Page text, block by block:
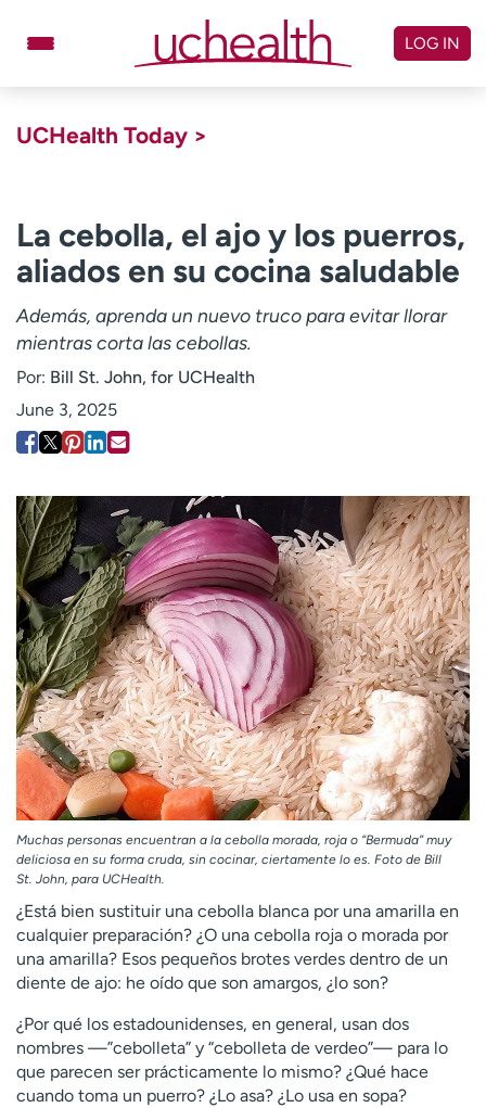
Billing & pricing
Referrals
Give
Careers
Log in to My Health Connection
About UCHealth
Employees
Professionals
Media inquiries
Financial assistance
Contact us
News & stories
H
e
l
p
m
e
f
i
n
d
LOG IN
UCHealth Today >
La cebolla, el ajo y los puerros,
aliados en su cocina saludable
Además, aprenda un nuevo truco para evitar llorar
mientras corta las cebollas.
Por: Bill St. John, for UCHealth
June 3, 2025
Muchas personas encuentran a la cebolla morada, roja o “Bermuda” muy
deliciosa en su forma cruda, sin cocinar, ciertamente lo es. Foto de Bill
St. John, para UCHealth.
¿Está bien sustituir una cebolla blanca por una amarilla en
cualquier preparación? ¿O una cebolla roja o morada por
una amarilla? Esos pequeños brotes verdes dentro de un
diente de ajo: he oído que son amargos, ¿lo son?
¿Por qué los estadounidenses, en general, usan dos
nombres —”cebolleta” y “cebolleta de verdeo”— para lo
que parecen ser prácticamente lo mismo? ¿Qué hace
cuando toma un puerro? ¿Lo asa? ¿Lo usa en sopa?